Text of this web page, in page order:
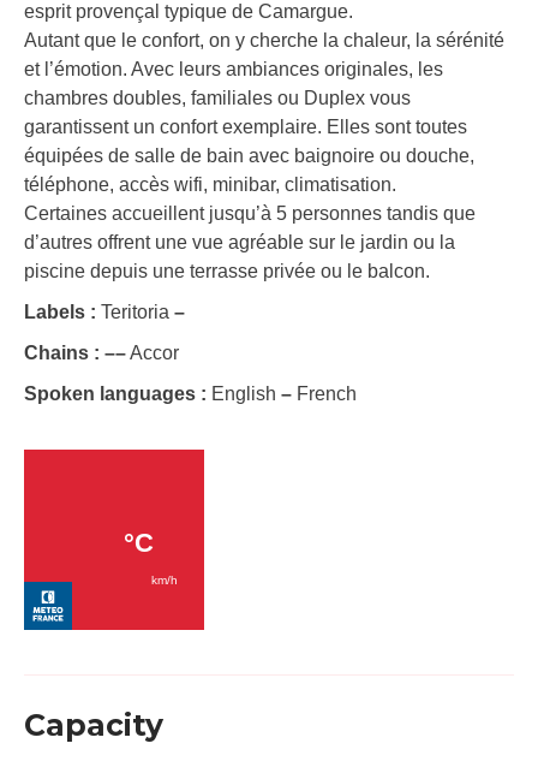
esprit provençal typique de Camargue.
Autant que le confort, on y cherche la chaleur, la sérénité
et l’émotion. Avec leurs ambiances originales, les
chambres doubles, familiales ou Duplex vous
garantissent un confort exemplaire. Elles sont toutes
équipées de salle de bain avec baignoire ou douche,
téléphone, accès wifi, minibar, climatisation.
Certaines accueillent jusqu’à 5 personnes tandis que
d’autres offrent une vue agréable sur le jardin ou la
piscine depuis une terrasse privée ou le balcon.
Labels : Teritoria –
Chains : ––Accor
Spoken languages : English – French
Capacity